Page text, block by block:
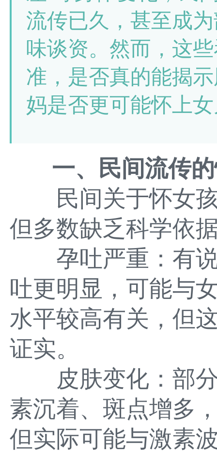
流传已久，甚至成
味谈资。然而，这
准，是否真的能揭
妈是否更可能怀上
一、民间流传
民间关于怀女孩
但多数缺乏科学依
孕吐严重：有说
吐更明显，可能与
水平较高有关，但
证实。
皮肤变化：部分
素沉着、斑点增多
但实际可能与激素